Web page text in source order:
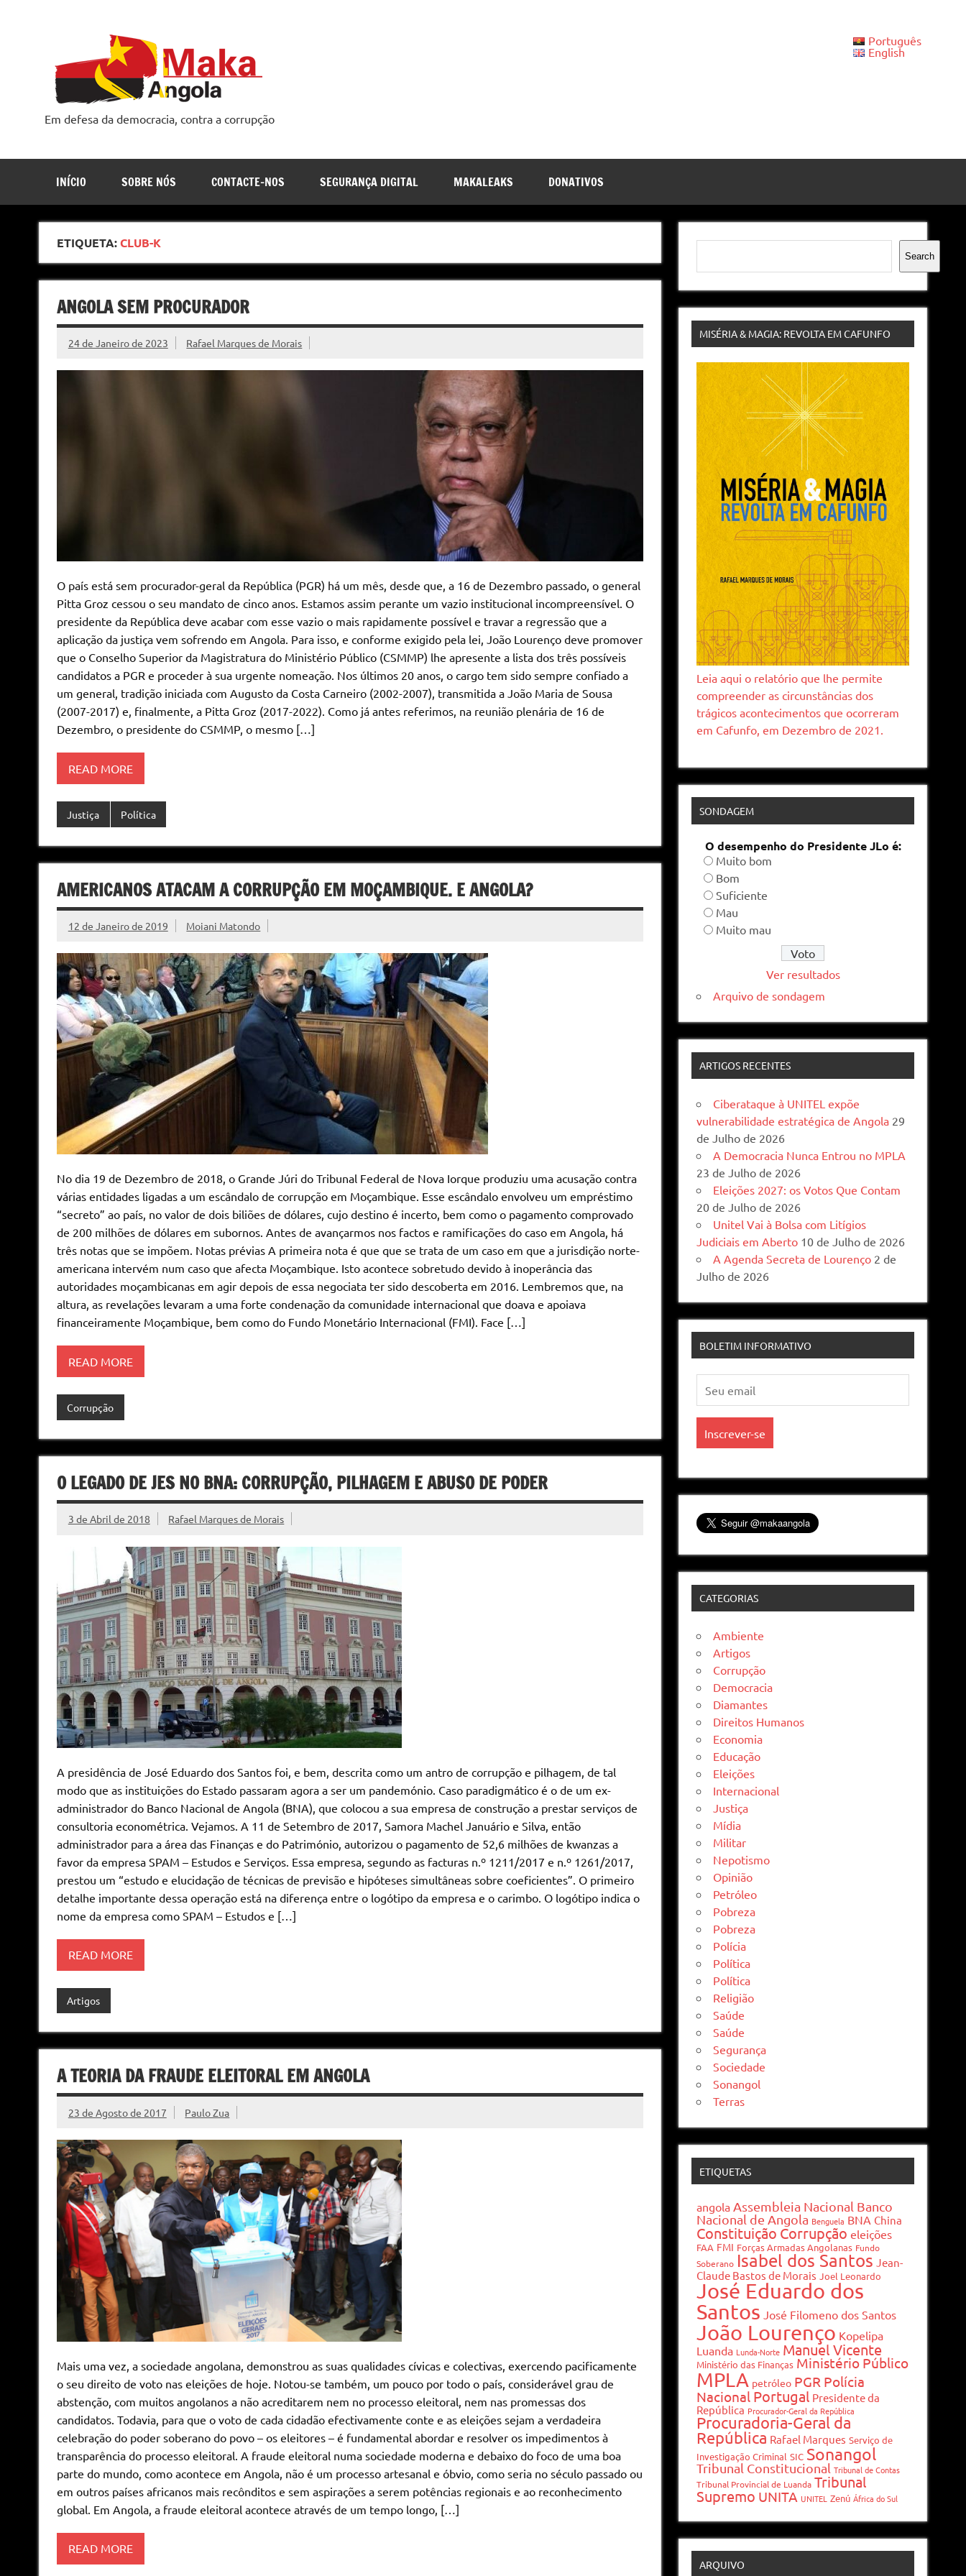
Em defesa da democracia, contra a corrupção
Português
English
INÍCIO SOBRE NÓS CONTACTE-NOS SEGURANÇA DIGITAL MAKALEAKS DONATIVOS
ETIQUETA:CLUB-K
ANGOLA SEM PROCURADOR
24 de Janeiro de 2023 Rafael Marques de Morais
O país está sem procurador-geral da República (PGR) há um mês, desde que, a 16 de Dezembro passado, o general
Pitta Groz cessou o seu mandato de cinco anos. Estamos assim perante um vazio institucional incompreensível. O
presidente da República deve acabar com esse vazio o mais rapidamente possível e travar a regressão que a
aplicação da justiça vem sofrendo em Angola. Para isso, e conforme exigido pela lei, João Lourenço deve promover
que o Conselho Superior da Magistratura do Ministério Público (CSMMP) lhe apresente a lista dos três possíveis
candidatos a PGR e proceder à sua urgente nomeação. Nos últimos 20 anos, o cargo tem sido sempre confiado a
um general, tradição iniciada com Augusto da Costa Carneiro (2002-2007), transmitida a João Maria de Sousa
(2007-2017) e, finalmente, a Pitta Groz (2017-2022). Como já antes referimos, na reunião plenária de 16 de
Dezembro, o presidente do CSMMP, o mesmo […]
READ MORE
Justiça Política
AMERICANOS ATACAM A CORRUPÇÃO EM MOÇAMBIQUE. E ANGOLA?
12 de Janeiro de 2019 Moiani Matondo
No dia 19 de Dezembro de 2018, o Grande Júri do Tribunal Federal de Nova Iorque produziu uma acusação contra
várias entidades ligadas a um escândalo de corrupção em Moçambique. Esse escândalo envolveu um empréstimo
“secreto” ao país, no valor de dois biliões de dólares, cujo destino é incerto, bem como o pagamento comprovado
de 200 milhões de dólares em subornos. Antes de avançarmos nos factos e ramificações do caso em Angola, há
três notas que se impõem. Notas prévias A primeira nota é que que se trata de um caso em que a jurisdição norte-
americana intervém num caso que afecta Moçambique. Isto acontece sobretudo devido à inoperância das
autoridades moçambicanas em agir depois de essa negociata ter sido descoberta em 2016. Lembremos que, na
altura, as revelações levaram a uma forte condenação da comunidade internacional que doava e apoiava
financeiramente Moçambique, bem como do Fundo Monetário Internacional (FMI). Face […]
READ MORE
Corrupção
O LEGADO DE JES NO BNA: CORRUPÇÃO, PILHAGEM E ABUSO DE PODER
3 de Abril de 2018 Rafael Marques de Morais
A presidência de José Eduardo dos Santos foi, e bem, descrita como um antro de corrupção e pilhagem, de tal
modo que as instituições do Estado passaram agora a ser um pandemónio. Caso paradigmático é o de um ex-
administrador do Banco Nacional de Angola (BNA), que colocou a sua empresa de construção a prestar serviços de
consultoria econométrica. Vejamos. A 11 de Setembro de 2017, Samora Machel Januário e Silva, então
administrador para a área das Finanças e do Património, autorizou o pagamento de 52,6 milhões de kwanzas a
favor da empresa SPAM – Estudos e Serviços. Essa empresa, segundo as facturas n.º 1211/2017 e n.º 1261/2017,
prestou um “estudo e elucidação de técnicas de previsão e hipóteses simultâneas sobre coeficientes”. O primeiro
detalhe importante dessa operação está na diferença entre o logótipo da empresa e o carimbo. O logótipo indica o
nome da empresa como SPAM – Estudos e […]
READ MORE
Artigos
A TEORIA DA FRAUDE ELEITORAL EM ANGOLA
23 de Agosto de 2017 Paulo Zua
Mais uma vez, a sociedade angolana, demonstrou as suas qualidades cívicas e colectivas, exercendo pacificamente
o seu direito de voto nas eleições de hoje. Notou-se também, um pouco por todo o país, considerável grau de
abstenção, com muitos angolanos a não acreditarem nem no processo eleitoral, nem nas promessas dos
candidatos. Todavia, para que o voto de cada cidadão efectivamente conte e as eleições sejam a verdadeira
celebração do poder soberano do povo – os eleitores – é fundamental abordar e resolver os impedimentos à
transparência do processo eleitoral. A fraude eleitoral numa sociedade moderna e debaixo do foco de uma boa
parte do mundo, como acontece em Angola, não é um processo artesanal e óbvio, como seria no século passado ou
em outros países africanos mais recônditos e sem aspirações a serem potências regionais e ao reconhecimento
global. Em Angola, a fraude eleitoral acontece através de um tempo longo, […]
READ MORE
Pesquisar
Search
MISÉRIA & MAGIA: REVOLTA EM CAFUNFO
Leia aqui o relatório que lhe permite
compreender as circunstâncias dos
trágicos acontecimentos que ocorreram
em Cafunfo, em Dezembro de 2021.
SONDAGEM
O desempenho do Presidente JLo é:
Muito bom
Bom
Suficiente
Mau
Muito mau
Ver resultados
Arquivo de sondagem
ARTIGOS RECENTES
Ciberataque à UNITEL expõe
vulnerabilidade estratégica de Angola 29
de Julho de 2026
A Democracia Nunca Entrou no MPLA
23 de Julho de 2026
Eleições 2027: os Votos Que Contam
20 de Julho de 2026
Unitel Vai à Bolsa com Litígios
Judiciais em Aberto 10 de Julho de 2026
A Agenda Secreta de Lourenço 2 de
Julho de 2026
BOLETIM INFORMATIVO
CATEGORIAS
Ambiente
Artigos
Corrupção
Democracia
Diamantes
Direitos Humanos
Economia
Educação
Eleições
Internacional
Justiça
Mídia
Militar
Nepotismo
Opinião
Petróleo
Pobreza
Pobreza
Polícia
Política
Política
Religião
Saúde
Saúde
Segurança
Sociedade
Sonangol
Terras
ETIQUETAS
angola Assembleia Nacional Banco
Nacional de Angola Benguela BNA China
Constituição Corrupção eleições
FAA FMI Forças Armadas Angolanas Fundo
Soberano Isabel dos Santos Jean-
Claude Bastos de Morais Joel Leonardo
José Eduardo dos
Santos José Filomeno dos Santos
João Lourenço Kopelipa
Luanda Lunda-Norte Manuel Vicente
Ministério das Finanças Ministério Público
MPLA petróleo PGR Polícia
Nacional Portugal Presidente da
República Procurador-Geral da República
Procuradoria-Geral da
República Rafael Marques Serviço de
Investigação Criminal SIC Sonangol
Tribunal Constitucional Tribunal de Contas
Tribunal Provincial de Luanda Tribunal
Supremo UNITA UNITEL Zenú África do Sul
ARQUIVO